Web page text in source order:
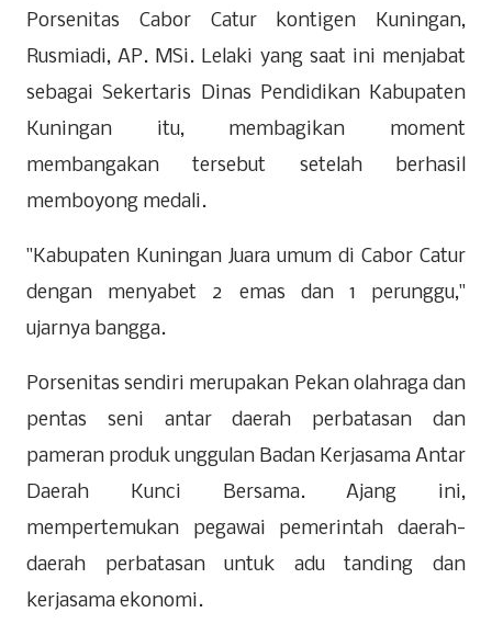
Porsenitas Cabor Catur kontigen Kuningan,
Rusmiadi, AP. MSi. Lelaki yang saat ini menjabat
sebagai Sekertaris Dinas Pendidikan Kabupaten
Kuningan itu, membagikan moment
membangakan tersebut setelah berhasil
memboyong medali.
"Kabupaten Kuningan Juara umum di Cabor Catur
dengan menyabet 2 emas dan 1 perunggu,"
ujarnya bangga.
Porsenitas sendiri merupakan Pekan olahraga dan
pentas seni antar daerah perbatasan dan
pameran produk unggulan Badan Kerjasama Antar
Daerah Kunci Bersama. Ajang ini,
mempertemukan pegawai pemerintah daerah-
daerah perbatasan untuk adu tanding dan
kerjasama ekonomi.